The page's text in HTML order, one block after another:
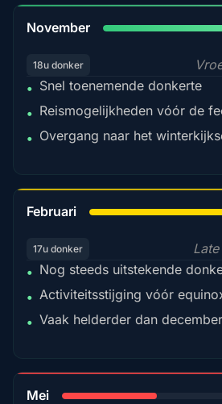
November
18u donker
• Snel toenemende donkerte
• Reismogelijkheden vóór de
• Overgang naar het
Februari
17u donker
• Nog steeds uitstekende
• Activiteitsstijging vóór
• Vaak helderder dan december
Mei